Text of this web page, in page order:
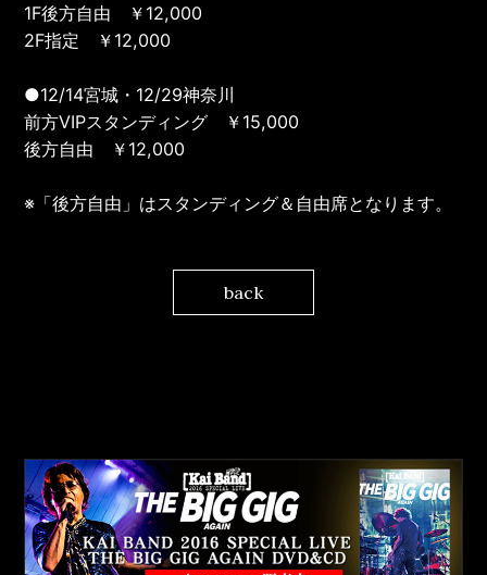
1F後方自由 ￥12,000
2F指定 ￥12,000
●12/14宮城・12/29神奈川
前方VIPスタンディング ￥15,000
後方自由 ￥12,000
※「後方自由」はスタンディング＆自由席となります。
back